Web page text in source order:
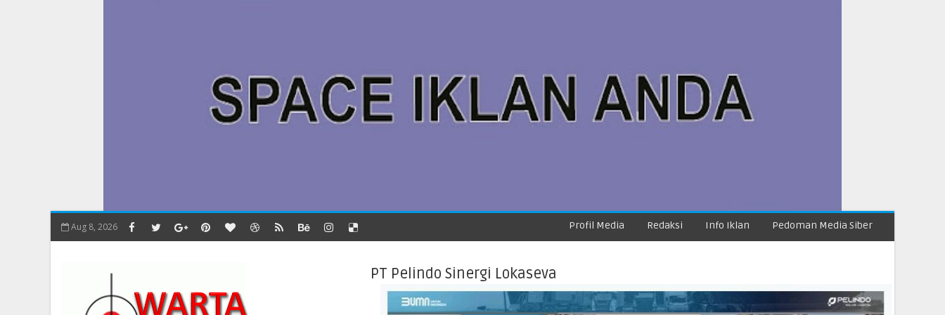
Aug 8, 2026 Profil Media Redaksi Info Iklan Pedoman Media Siber
PT Pelindo Sinergi Lokaseva